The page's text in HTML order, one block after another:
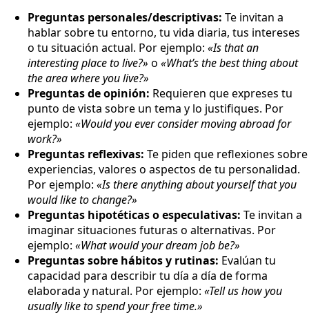
Preguntas personales/descriptivas: Te invitan a
hablar sobre tu entorno, tu vida diaria, tus intereses
o tu situación actual. Por ejemplo: «Is that an
interesting place to live?» o «What’s the best thing about
the area where you live?»
Preguntas de opinión: Requieren que expreses tu
punto de vista sobre un tema y lo justifiques. Por
ejemplo: «Would you ever consider moving abroad for
work?»
Preguntas reflexivas: Te piden que reflexiones sobre
experiencias, valores o aspectos de tu personalidad.
Por ejemplo: «Is there anything about yourself that you
would like to change?»
Preguntas hipotéticas o especulativas: Te invitan a
imaginar situaciones futuras o alternativas. Por
ejemplo: «What would your dream job be?»
Preguntas sobre hábitos y rutinas: Evalúan tu
capacidad para describir tu día a día de forma
elaborada y natural. Por ejemplo: «Tell us how you
usually like to spend your free time.»